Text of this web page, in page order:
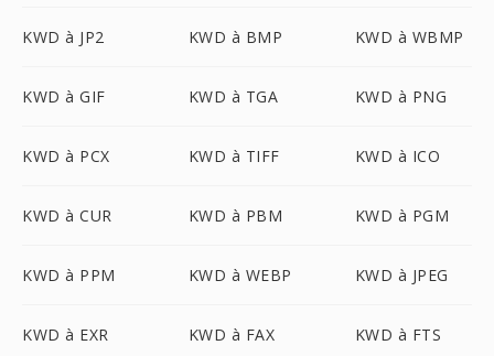
KWD à JP2 KWD à BMP KWD à WBMP
KWD à GIF KWD à TGA KWD à PNG
KWD à PCX KWD à TIFF KWD à ICO
KWD à CUR KWD à PBM KWD à PGM
KWD à PPM KWD à WEBP KWD à JPEG
KWD à EXR KWD à FAX KWD à FTS